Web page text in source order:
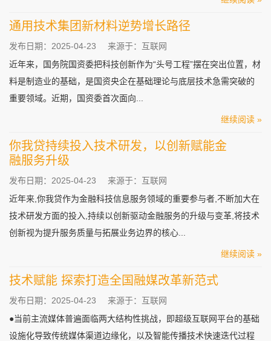
通用技术集团新材料逆势增长路径
发布日期：2025-04-23
来源于：互联网
近年来，国务院国资委把科技创新作为“头号工程”摆在突出位置，材
料是制造业的基础，是国资央企在基础理论与底层技术急需突破的
重要领域。近期，国资委首次面向...
继续阅读 »
你我贷持续投入技术研发，以创新赋能金
融服务升级
发布日期：2025-04-23
来源于：互联网
近年来,你我贷作为金融科技信息服务领域的重要参与者,不断加大在
技术研发方面的投入,持续以创新驱动金融服务的升级与变革,将技术
创新视为提升服务质量与拓展业务边界的核心...
继续阅读 »
技术赋能 探索打造全国融媒改革新范式
发布日期：2025-04-23
来源于：互联网
●当前主流媒体普遍面临两大结构性挑战，即超级互联网平台的基础
设施化导致传统媒体渠道边缘化，以及智能传播技术快速迭代过程